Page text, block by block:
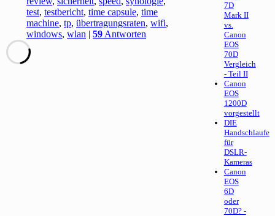
test,testbericht,time capsule,time
machine,tp,übertragungsraten,wifi,
windows,wlan |59 Antworten
7D
Mark II
vs.
Canon
EOS
70D
Vergleich
- Teil II
Canon
EOS
1200D
vorgestellt
DIE
Handschlaufe
für
DSLR-
Kameras
Canon
EOS
6D
oder
70D? -